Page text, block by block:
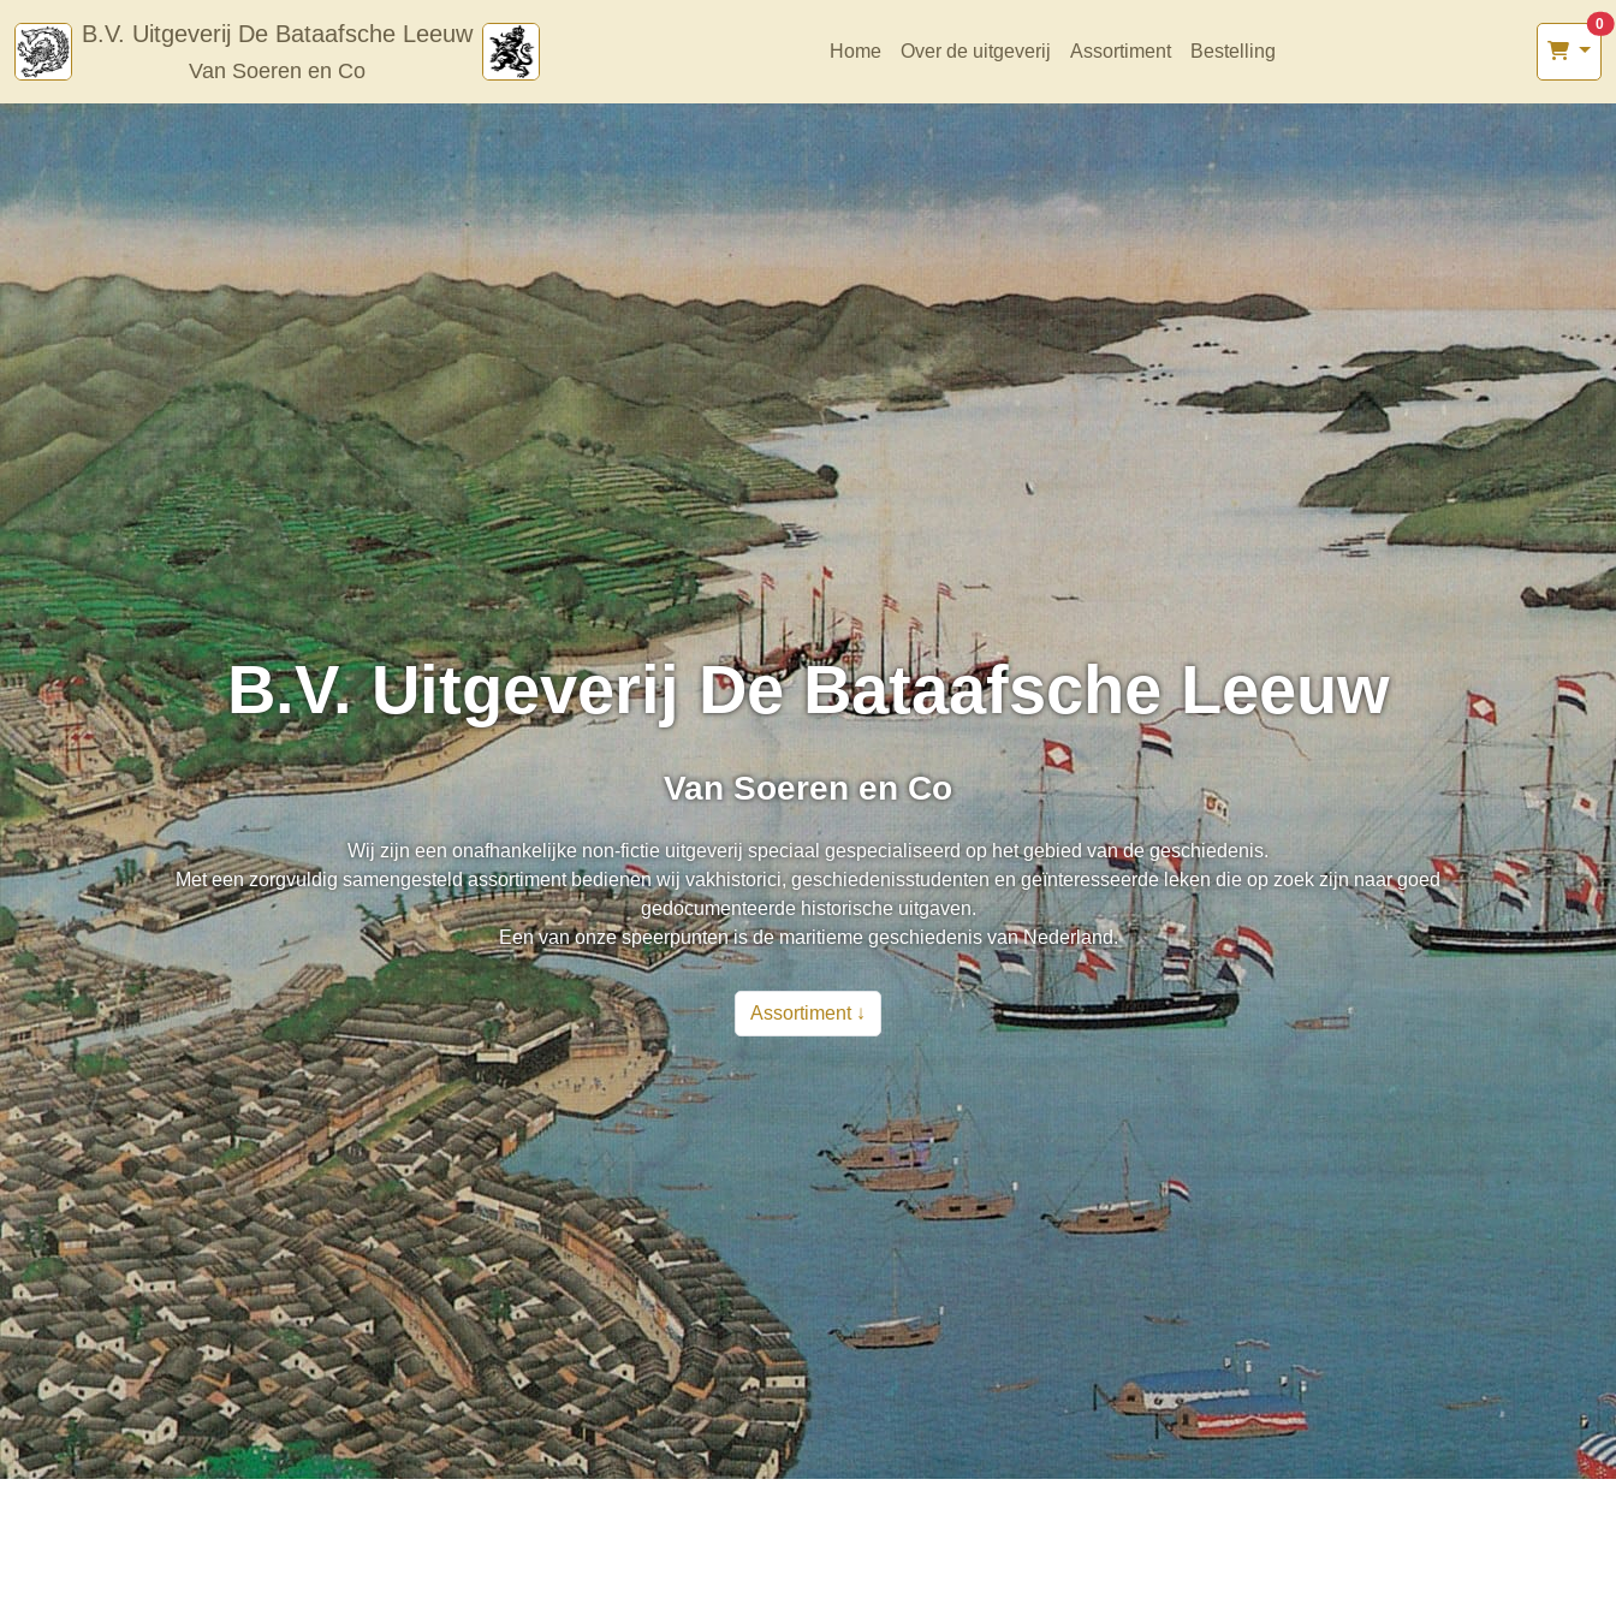
content
B.V. Uitgeverij De Bataafsche Leeuw
Van Soeren en Co
Home Over de uitgeverij Assortiment Bestelling
0
B.V. Uitgeverij De Bataafsche Leeuw
Van Soeren en Co
Wij zijn een onafhankelijke non-fictie uitgeverij speciaal gespecialiseerd op het gebied van de geschiedenis.
Met een zorgvuldig samengesteld assortiment bedienen wij vakhistorici, geschiedenisstudenten en geïnteresseerde leken die op zoek zijn naar goed
gedocumenteerde historische uitgaven.
Een van onze speerpunten is de maritieme geschiedenis van Nederland.
Assortiment ↓